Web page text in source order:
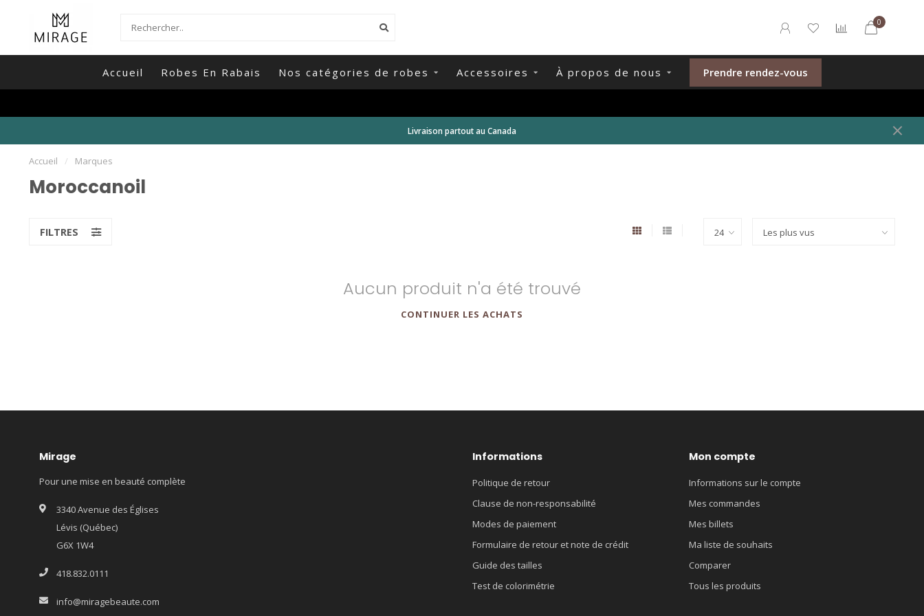
0
Accueil Robes En Rabais Nos catégories de robes Accessoires À propos de nous Prendre rendez-vous
Livraison partout au Canada
Accueil / Marques
Moroccanoil
FILTRES
Aucun produit n'a été trouvé
CONTINUER LES ACHATS
Mirage
Pour une mise en beauté complète
3340 Avenue des Églises
Lévis (Québec)
G6X 1W4
418.832.0111
info@miragebeaute.com
Informations
Politique de retour
Clause de non-responsabilité
Modes de paiement
Formulaire de retour et note de crédit
Guide des tailles
Test de colorimétrie
Mon compte
Informations sur le compte
Mes commandes
Mes billets
Ma liste de souhaits
Comparer
Tous les produits